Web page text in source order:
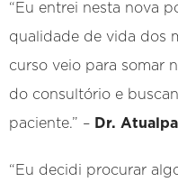
“Eu entrei nesta nova
qualidade de vida dos
curso veio para somar
do consultório e
paciente.” – Dr.
“Eu decidi procurar